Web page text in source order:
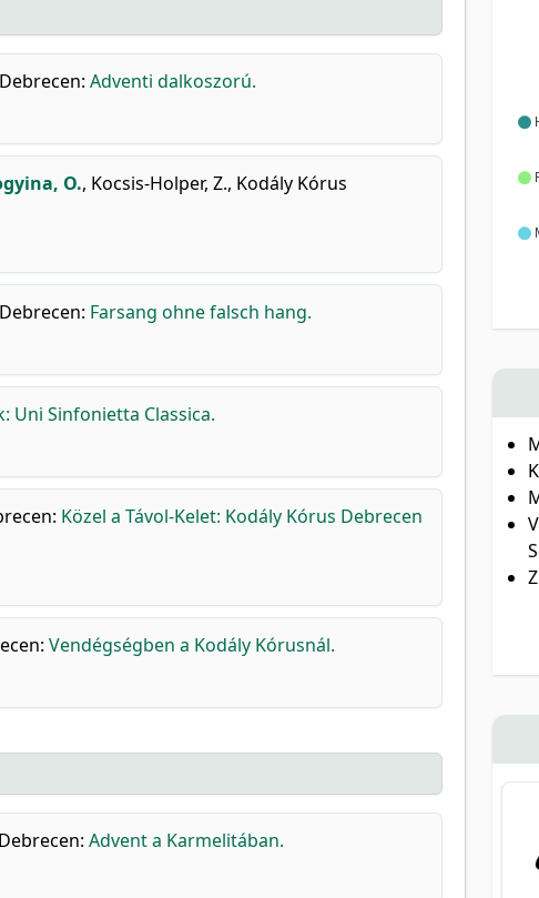
: Adventi dalkoszorú.
O., Kocsis-Holper, Z., Kodály Kórus
: Farsang ohne falsch hang.
Uni Sinfonietta Classica.
: Közel a Távol-Kelet: Kodály Kórus Debrecen
: Vendégségben a Kodály Kórusnál.
: Advent a Karmelitában.